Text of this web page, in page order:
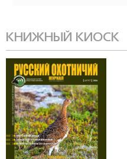
КНИЖНЫЙ КИОСК